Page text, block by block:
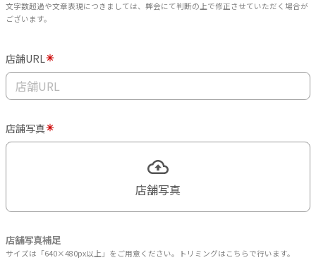
文字数超過や文章表現につきましては、弊会にて判断の上で修正させていただく場合が
ございます。
店舗URL
店舗写真
店舗写真
店舗写真補足
サイズは「640×480px以上」をご用意ください。トリミングはこちらで行います。